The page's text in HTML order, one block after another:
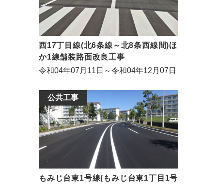
西17丁目線(北6条線～北8条西線間)ほ
か1線舗装路面改良工事
令和04年07月11日～令和04年12月07日
公共工事
もみじ台東1号線(もみじ台東1丁目1号